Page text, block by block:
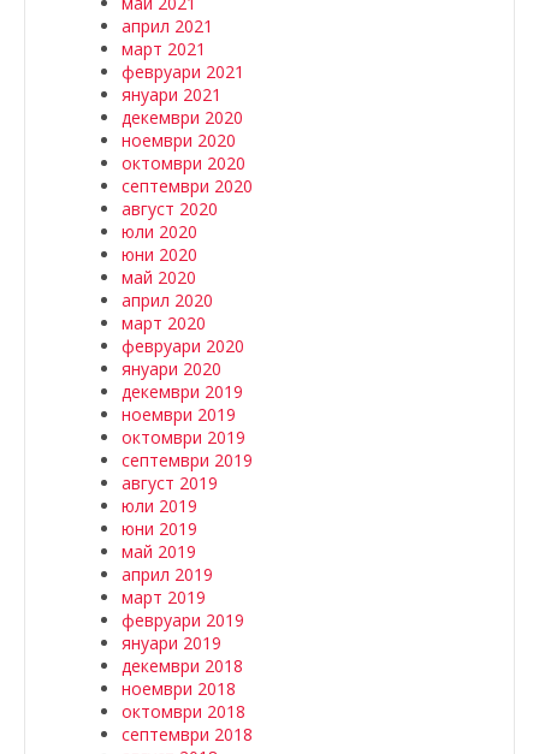
април 2021
март 2021
февруари 2021
януари 2021
декември 2020
ноември 2020
октомври 2020
септември 2020
август 2020
юли 2020
юни 2020
май 2020
април 2020
март 2020
февруари 2020
януари 2020
декември 2019
ноември 2019
октомври 2019
септември 2019
август 2019
юли 2019
юни 2019
май 2019
април 2019
март 2019
февруари 2019
януари 2019
декември 2018
ноември 2018
октомври 2018
септември 2018